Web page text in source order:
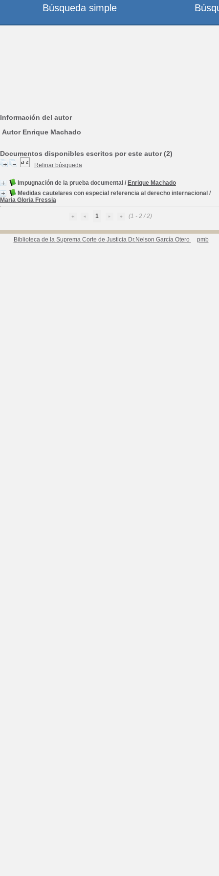
Información del autor
Autor Enrique Machado
Documentos disponibles escritos por este autor (2)
Refinar búsqueda
Impugnación de la prueba documental / Enrique Machado
Medidas cautelares con especial referencia al derecho internacional /
Maria Gloria Fressia
1 (1 - 2 / 2)
Biblioteca de la Suprema Corte de Justicia Dr.Nelson García Otero pmb
Búsqueda simple